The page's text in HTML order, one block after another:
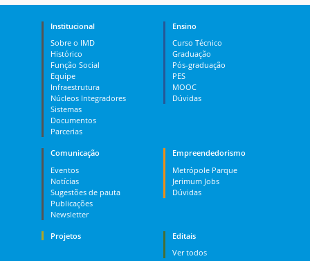
Institucional
Sobre o IMD
Histórico
Função Social
Equipe
Infraestrutura
Núcleos Integradores
Sistemas
Documentos
Parcerias
Ensino
Curso Técnico
Graduação
Pós-graduação
PES
MOOC
Dúvidas
Comunicação
Eventos
Notícias
Sugestões de pauta
Publicações
Newsletter
Empreendedorismo
Metrópole Parque
Jerimum Jobs
Dúvidas
Projetos
Editais
Ver todos